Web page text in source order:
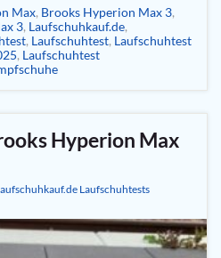
Max, Brooks Hyperion Max 3,
3, Laufschuhkauf.de,
, Laufschuhtest, Laufschuhtest
, Laufschuhtest
Hyperion Max
Laufschuhtests